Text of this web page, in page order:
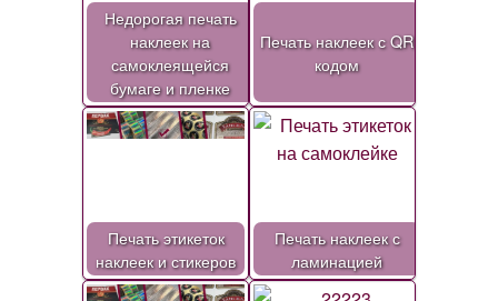
Недорогая печать
наклеек на
самоклеящейся
бумаге и пленке
Печать наклеек с QR
кодом
Печать этикеток
наклеек и стикеров
Печать наклеек с
ламинацией